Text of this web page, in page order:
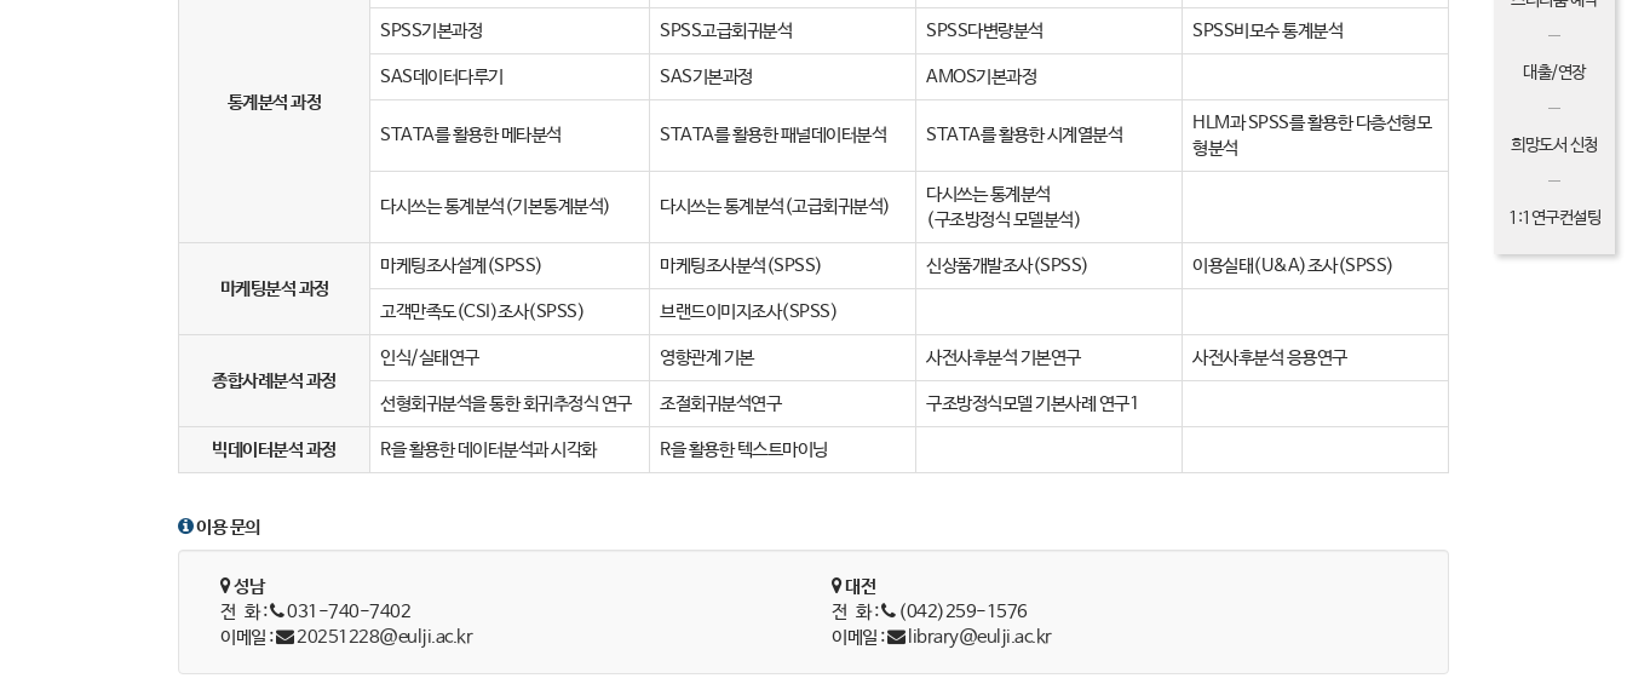
통계분석 과정
SPSS기본과정 SPSS고급회귀분석 SPSS다변량분석 SPSS비모수 통계분석
SAS데이터다루기 SAS기본과정 AMOS기본과정
STATA를 활용한 메타분석 STATA를 활용한 패널데이터분석 STATA를 활용한 시계열분석
HLM과 SPSS를 활용한 다층선형모
형분석
다시쓰는 통계분석(기본통계분석) 다시쓰는 통계분석(고급회귀분석)
다시쓰는 통계분석
(구조방정식 모델분석)
마케팅분석 과정
마케팅조사설계(SPSS) 마케팅조사분석(SPSS) 신상품개발조사(SPSS) 이용실태(U&A)조사(SPSS)
고객만족도(CSI)조사(SPSS) 브랜드이미지조사(SPSS)
종합사례분석 과정
인식/실태연구 영향관계 기본 사전사후분석 기본연구 사전사후분석 응용연구
선형회귀분석을 통한 회귀추정식 연구 조절회귀분석연구 구조방정식모델 기본사례 연구1
빅데이터분석 과정 R을 활용한 데이터분석과 시각화 R을 활용한 텍스트마이닝
이용 문의
성남
전 화 :
031-740-7402
이메일 :
20251228@eulji.ac.kr
대전
전 화 :
(042)259-1576
이메일 :
library@eulji.ac.kr
대출/연장
희망도서 신청
1:1연구컨설팅